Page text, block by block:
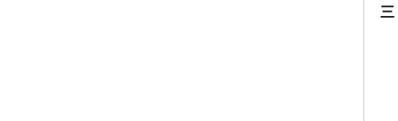
三